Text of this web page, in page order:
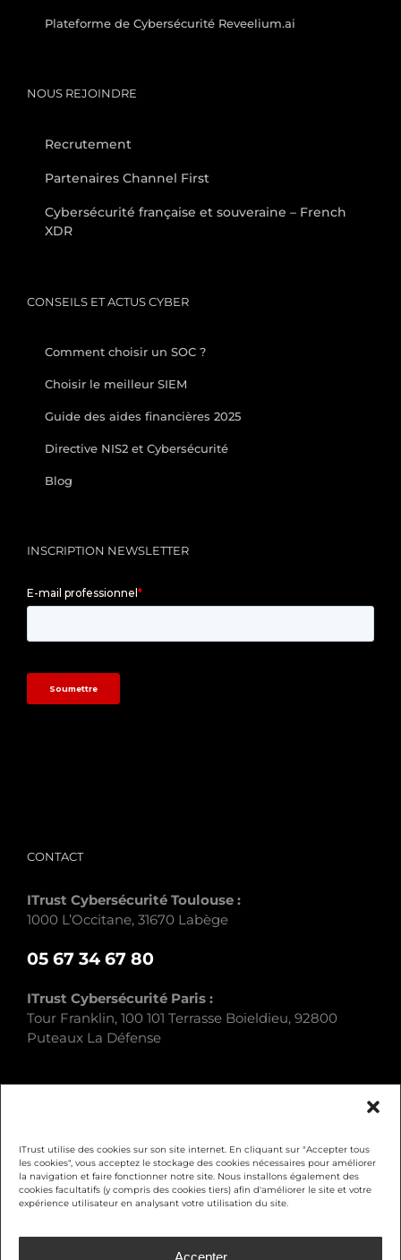
ITrust utilise des cookies sur son site internet. En cliquant sur "Accepter tous
les cookies", vous acceptez le stockage des cookies nécessaires pour améliorer
la navigation et faire fonctionner notre site. Nous installons également des
cookies facultatifs (y compris des cookies tiers) afin d'améliorer le site et votre
expérience utilisateur en analysant votre utilisation du site.
Accepter
Plateforme de Cybersécurité Reveelium.ai
NOUS REJOINDRE
Recrutement
Partenaires Channel First
Cybersécurité française et souveraine – French
XDR
CONSEILS ET ACTUS CYBER
Comment choisir un SOC ?
Choisir le meilleur SIEM
Guide des aides financières 2025
Directive NIS2 et Cybersécurité
Blog
INSCRIPTION NEWSLETTER
CONTACT
ITrust Cybersécurité Toulouse :
1000 L’Occitane, 31670 Labège
05 67 34 67 80
ITrust Cybersécurité Paris :
Tour Franklin, 100 101 Terrasse Boieldieu, 92800
Puteaux La Défense
Mentions légales
Politique de confidentialité